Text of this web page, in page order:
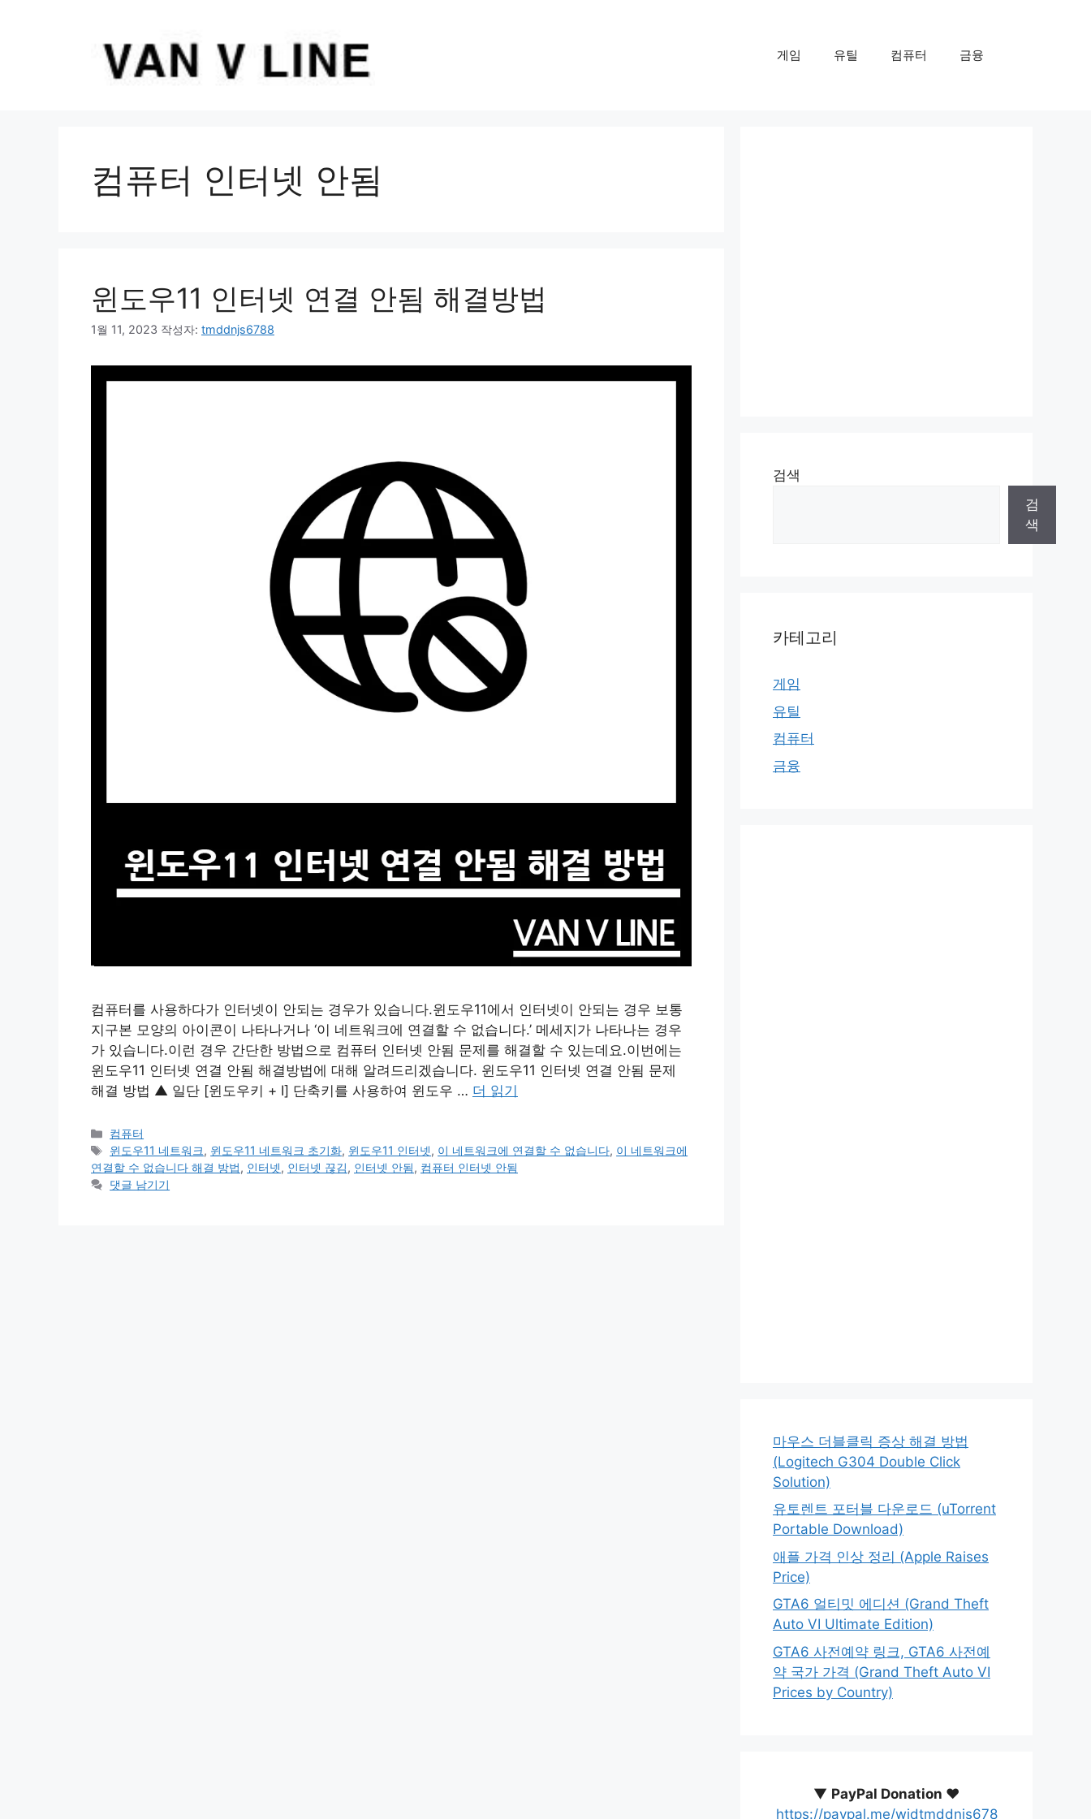
게임 유틸 컴퓨터 금융
컴퓨터 인터넷 안됨
윈도우11 인터넷 연결 안됨 해결방법
1월 11, 2023 작성자: tmddnjs6788
컴퓨터를 사용하다가 인터넷이 안되는 경우가 있습니다.윈도우11에서 인터넷이 안되는 경우 보통
지구본 모양의 아이콘이 나타나거나 ‘이 네트워크에 연결할 수 없습니다.’ 메세지가 나타나는 경우
가 있습니다.이런 경우 간단한 방법으로 컴퓨터 인터넷 안됨 문제를 해결할 수 있는데요.이번에는
윈도우11 인터넷 연결 안됨 해결방법에 대해 알려드리겠습니다. 윈도우11 인터넷 연결 안됨 문제
해결 방법 ▲ 일단 [윈도우키 + I] 단축키를 사용하여 윈도우 … 더 읽기
카
테
고
리
컴퓨터
태
그
윈도우11 네트워크, 윈도우11 네트워크 초기화, 윈도우11 인터넷, 이 네트워크에 연결할 수 없습니다, 이 네트워크에
연결할 수 없습니다 해결 방법, 인터넷, 인터넷 끊김, 인터넷 안됨, 컴퓨터 인터넷 안됨
댓글 남기기
검색
검
색
카테고리
게임
유틸
컴퓨터
금융
마우스 더블클릭 증상 해결 방법
(Logitech G304 Double Click
Solution)
유토렌트 포터블 다운로드 (uTorrent
Portable Download)
애플 가격 인상 정리 (Apple Raises
Price)
GTA6 얼티밋 에디션 (Grand Theft
Auto VI Ultimate Edition)
GTA6 사전예약 링크, GTA6 사전예
약 국가 가격 (Grand Theft Auto VI
Prices by Country)
▼ PayPal Donation ♥️
https://paypal.me/wjdtmddnjs678